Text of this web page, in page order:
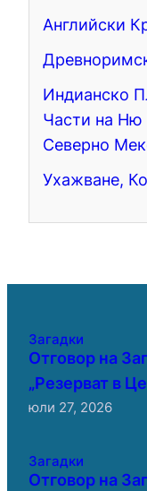
Английски
Индианско
Части на Ню
Северно
Ухажване,
Загадки
Отговор на
„Резерват в
юли 27, 2026
Загадки
Отговор на